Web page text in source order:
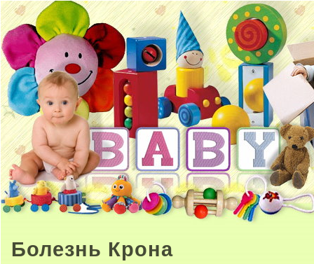
Болезнь Крона